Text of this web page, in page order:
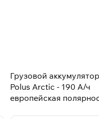
инвестициям и
Грузовой
Polus Arctic - 190 А/ч
европейская